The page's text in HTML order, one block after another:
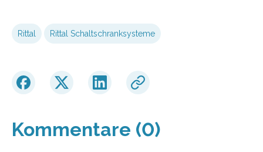
Rittal Rittal Schaltschranksysteme
Kommentare (0)